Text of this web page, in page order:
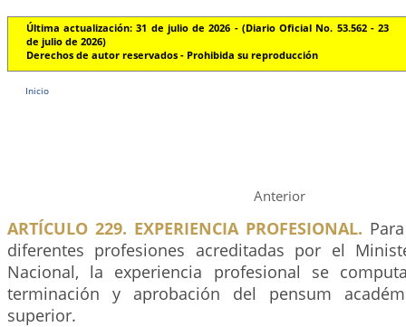
Última actualización: 31 de julio de 2026 - (Diario Oficial No. 53.562 - 23
de julio de 2026)
Derechos de autor reservados - Prohibida su reproducción
Inicio
Anterior
ARTÍCULO 229. EXPERIENCIA PROFESIONAL.
diferentes profesiones acreditadas por el
Nacional, la experiencia profesional se
terminación y aprobación del pensum
superior.